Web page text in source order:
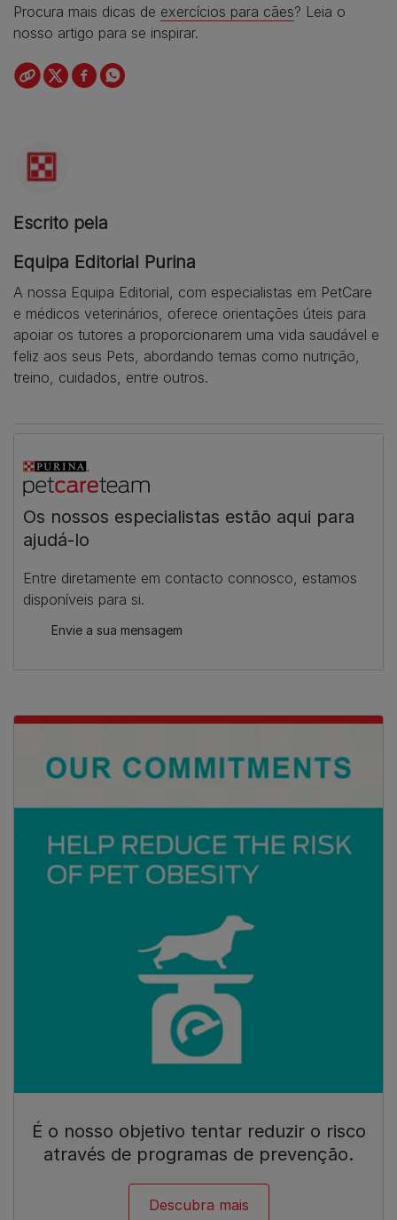
Procura mais dicas de exercícios para cães? Leia o
nosso artigo para se inspirar.
Escrito pela
Equipa Editorial Purina
A nossa Equipa Editorial, com especialistas em PetCare
e médicos veterinários, oferece orientações úteis para
apoiar os tutores a proporcionarem uma vida saudável e
feliz aos seus Pets, abordando temas como nutrição,
treino, cuidados, entre outros.
Os nossos especialistas estão aqui para
ajudá-lo
Entre diretamente em contacto connosco, estamos
disponíveis para si.
Envie a sua mensagem
É o nosso objetivo tentar reduzir o risco
através de programas de prevenção.
Descubra mais